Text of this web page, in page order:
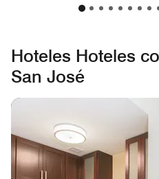
Hoteles Hoteles
San José